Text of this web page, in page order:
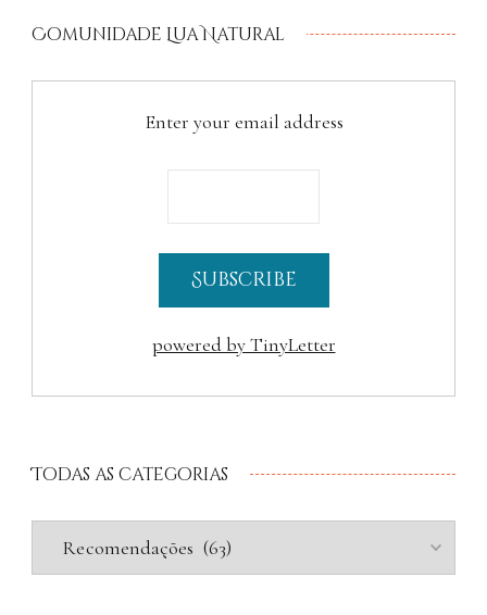
Comunidade Lua Natural
Enter your email address
powered by TinyLetter
Todas as categorias